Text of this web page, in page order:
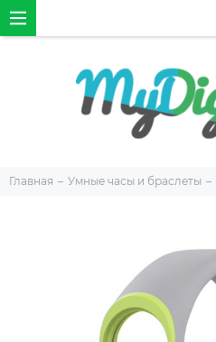
Главная Умные часы и браслеты